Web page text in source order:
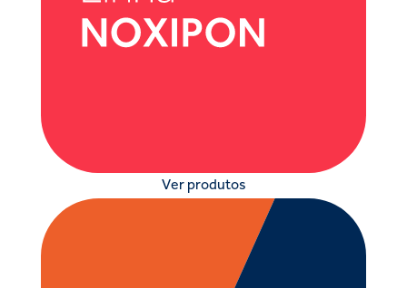
Ver produtos